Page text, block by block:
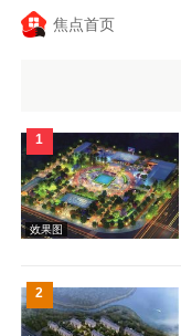
焦点首页
1
2